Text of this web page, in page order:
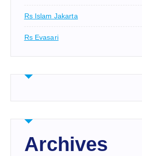
Rs Islam Jakarta
Rs Evasari
Archives